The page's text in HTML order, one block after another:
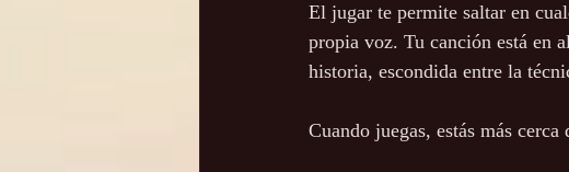
El jugar te permite saltar en
propia voz. Tu canción está en
historia, escondida entre la
Cuando juegas, estás más